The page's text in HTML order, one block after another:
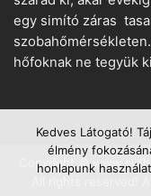
egy simító záras
hőfoknak ne tegyük
Copyright ©
All rights reserved!
Kedves Látogató!
élmény
honlapunk